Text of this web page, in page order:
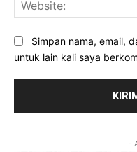
Simpan nama, email,
untuk lain kali saya
-